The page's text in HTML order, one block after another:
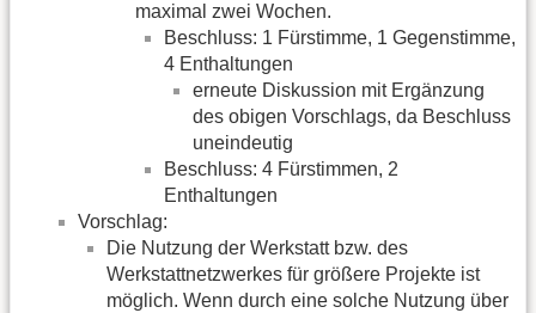
maximal zwei Wochen.
Beschluss: 1 Fürstimme, 1 Gegenstimme,
4 Enthaltungen
erneute Diskussion mit Ergänzung
des obigen Vorschlags, da Beschluss
uneindeutig
Beschluss: 4 Fürstimmen, 2
Enthaltungen
Vorschlag:
Die Nutzung der Werkstatt bzw. des
Werkstattnetzwerkes für größere Projekte ist
möglich. Wenn durch eine solche Nutzung über